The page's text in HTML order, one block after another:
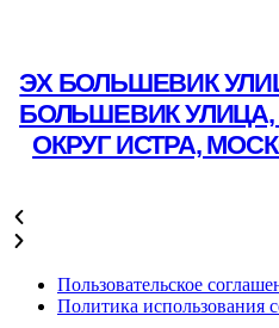
ЭХ БОЛЬШЕВИК
БОЛЬШЕВИК
ОКРУГ ИСТРА,
Пользовательское
Политика использования